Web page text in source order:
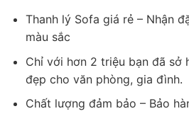
Thanh lý Sofa giá rẻ – Nhận
màu sắc
Chỉ với hơn 2 triệu bạn đã sở
đẹp cho văn phòng, gia đình.
Chất lượng đảm bảo – Bảo